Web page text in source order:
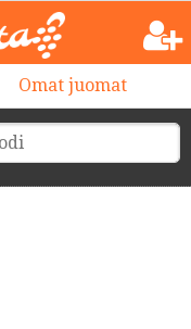
Omat juomat